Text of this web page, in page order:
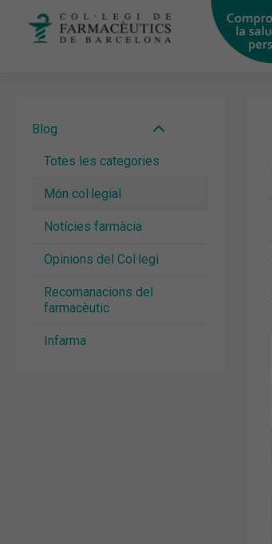
Blog
Totes les categories
Món col·legial
Notícies farmàcia
Opinions del Col·legi
Recomanacions del
farmacèutic
Infarma